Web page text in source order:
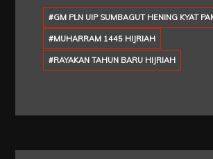
#GM PLN UIP SUMBAGUT HENING KYAT
#MUHARRAM 1445 HIJRIAH
#RAYAKAN TAHUN BARU HIJRIAH